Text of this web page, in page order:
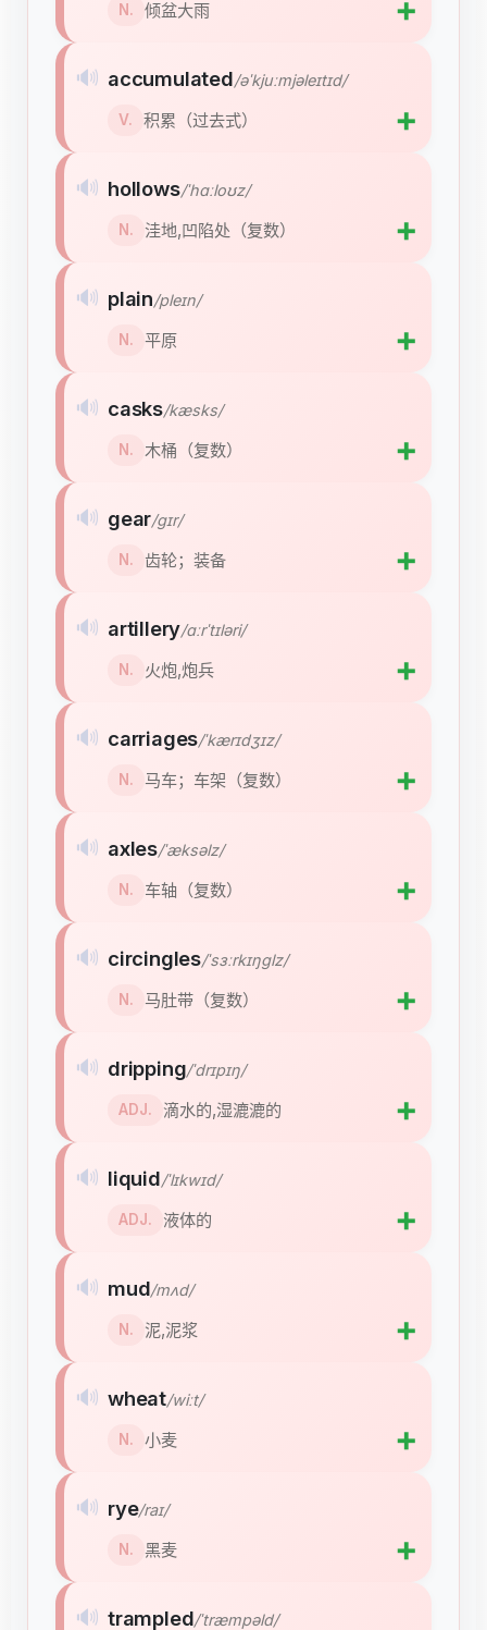
N. 倾盆大雨 ➕
🔊 accumulated/əˈkjuːmjəleɪtɪd/
V. 积累（过去式） ➕
🔊 hollows/ˈhɑːloʊz/
N. 洼地,凹陷处（复数） ➕
🔊 plain/pleɪn/
N. 平原 ➕
🔊 casks/kæsks/
N. 木桶（复数） ➕
🔊 gear/ɡɪr/
N. 齿轮；装备 ➕
🔊 artillery/ɑːrˈtɪləri/
N. 火炮,炮兵 ➕
🔊 carriages/ˈkærɪdʒɪz/
N. 马车；车架（复数） ➕
🔊 axles/ˈæksəlz/
N. 车轴（复数） ➕
🔊 circingles/ˈsɜːrkɪŋɡlz/
N. 马肚带（复数） ➕
🔊 dripping/ˈdrɪpɪŋ/
ADJ. 滴水的,湿漉漉的 ➕
🔊 liquid/ˈlɪkwɪd/
ADJ. 液体的 ➕
🔊 mud/mʌd/
N. 泥,泥浆 ➕
🔊 wheat/wiːt/
N. 小麦 ➕
🔊 rye/raɪ/
N. 黑麦 ➕
🔊 trampled/ˈtræmpəld/